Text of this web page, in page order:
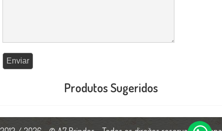
Produtos Sugeridos